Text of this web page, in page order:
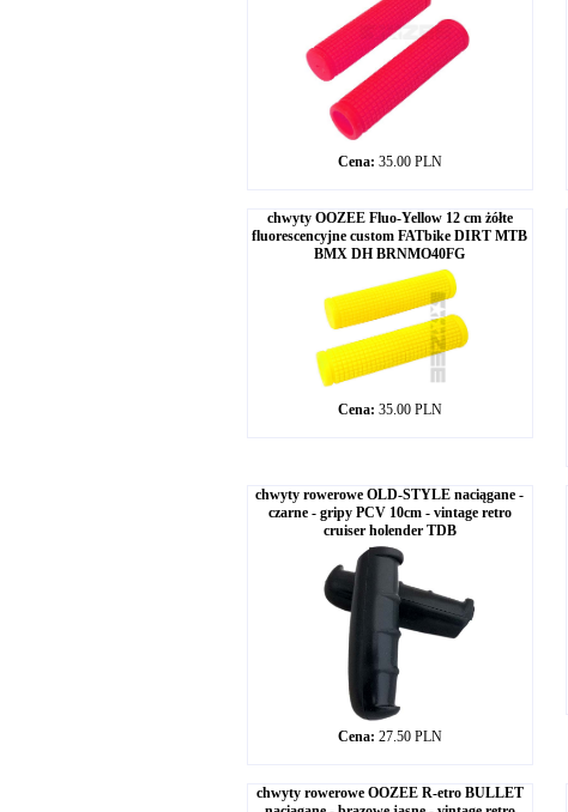
Cena: 35.00 PLN
chwyty OOZEE Fluo-Yellow 12 cm żółte
fluorescencyjne custom FATbike DIRT MTB
BMX DH BRNMO40FG
Cena: 35.00 PLN
chwyty rowerowe OLD-STYLE naciągane -
czarne - gripy PCV 10cm - vintage retro
cruiser holender TDB
Cena: 27.50 PLN
chwyty rowerowe OOZEE R-etro BULLET